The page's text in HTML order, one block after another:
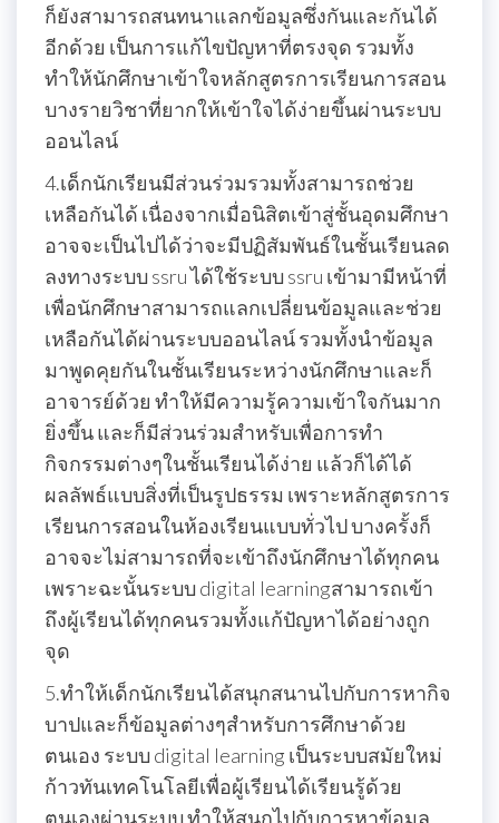
ก็ยังสามารถสนทนาแลกข้อมูลซึ่งกันและกันได้
อีกด้วย เป็นการแก้ไขปัญหาที่ตรงจุด รวมทั้ง
ทำให้นักศึกษาเข้าใจหลักสูตรการเรียนการสอน
บางรายวิชาที่ยากให้เข้าใจได้ง่ายขึ้นผ่านระบบ
ออนไลน์
4.เด็กนักเรียนมีส่วนร่วมรวมทั้งสามารถช่วย
เหลือกันได้ เนื่องจากเมื่อนิสิตเข้าสู่ชั้นอุดมศึกษา
อาจจะเป็นไปได้ว่าจะมีปฏิสัมพันธ์ในชั้นเรียนลด
ลงทางระบบ ssru ได้ใช้ระบบ ssru เข้ามามีหน้าที่
เพื่อนักศึกษาสามารถแลกเปลี่ยนข้อมูลและช่วย
เหลือกันได้ผ่านระบบออนไลน์ รวมทั้งนำข้อมูล
มาพูดคุยกันในชั้นเรียนระหว่างนักศึกษาและก็
อาจารย์ด้วย ทำให้มีความรู้ความเข้าใจกันมาก
ยิ่งขึ้น และก็มีส่วนร่วมสำหรับเพื่อการทำ
กิจกรรมต่างๆในชั้นเรียนได้ง่าย แล้วก็ได้ได้
ผลลัพธ์แบบสิ่งที่เป็นรูปธรรม เพราะหลักสูตรการ
เรียนการสอนในห้องเรียนแบบทั่วไป บางครั้งก็
อาจจะไม่สามารถที่จะเข้าถึงนักศึกษาได้ทุกคน
เพราะฉะนั้นระบบ digital learningสามารถเข้า
ถึงผู้เรียนได้ทุกคนรวมทั้งแก้ปัญหาได้อย่างถูก
จุด
5.ทำให้เด็กนักเรียนได้สนุกสนานไปกับการหากิจ
บาปและก็ข้อมูลต่างๆสำหรับการศึกษาด้วย
ตนเอง ระบบ digital learning เป็นระบบสมัยใหม่
ก้าวทันเทคโนโลยีเพื่อผู้เรียนได้เรียนรู้ด้วย
ตนเองผ่านระบบ ทำให้สนุกไปกับการหาข้อมูล